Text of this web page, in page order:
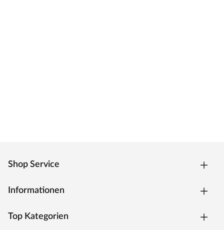
Shop Service
Informationen
Top Kategorien